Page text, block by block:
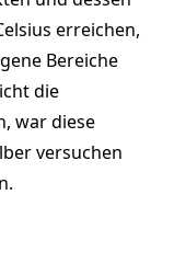
erreichen,
Bereiche
die
war diese
versuchen